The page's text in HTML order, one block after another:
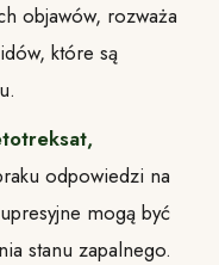
objawów, rozważa
które są
odpowiedzi na
mogą być
stanu zapalnego.